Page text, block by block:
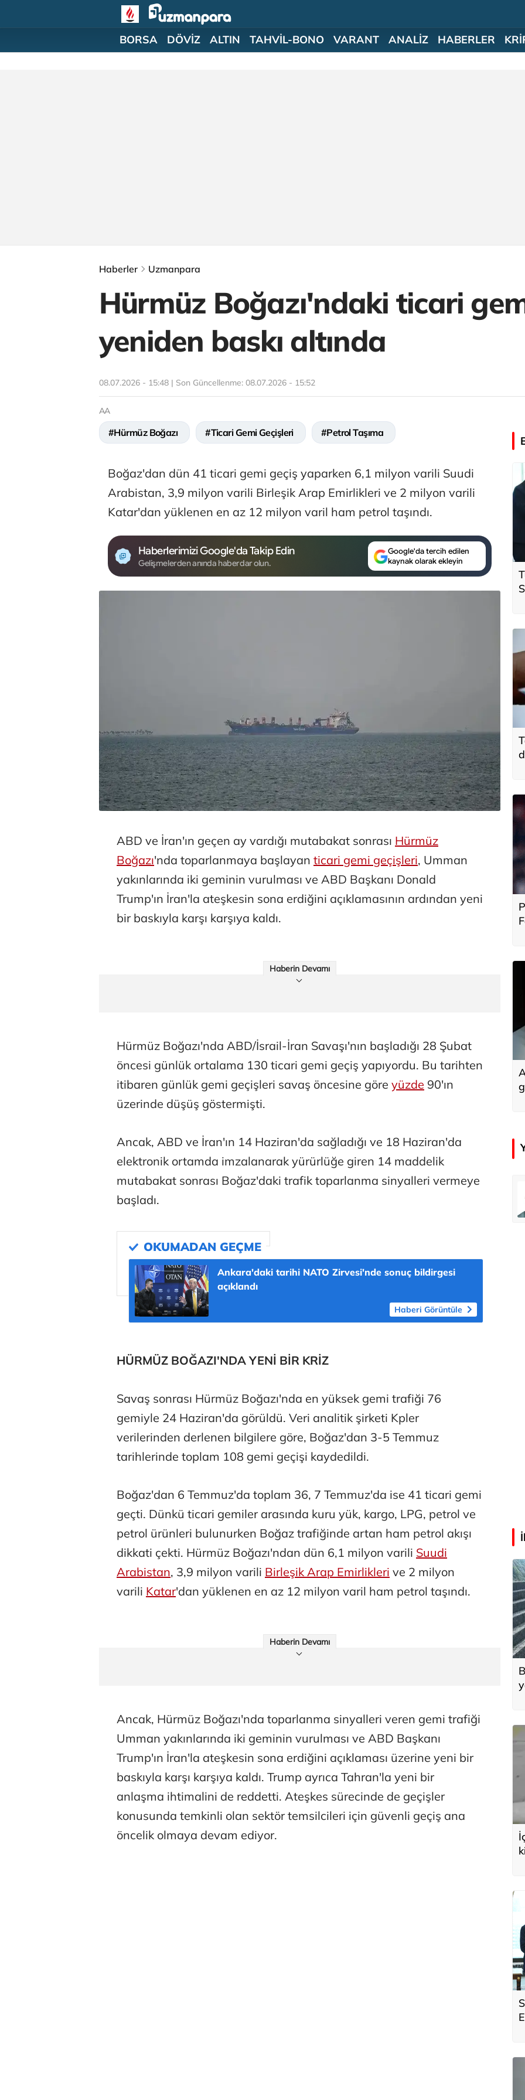
BORSA DÖVİZ ALTIN TAHVİL-BONO VARANT ANALİZ HABERLER
Haberler Uzmanpara
Hürmüz Boğazı'ndaki ticari
yeniden baskı altında
08.07.2026 - 15:48 | Son Güncellenme: 08.07.2026 - 15:52
AA
#Hürmüz Boğazı #Ticari Gemi Geçişleri #Petrol Taşıma
Boğaz'dan dün 41 ticari gemi geçiş yaparken 6,1 milyon varili Suudi
Arabistan, 3,9 milyon varili Birleşik Arap Emirlikleri ve 2 milyon varili
Katar'dan yüklenen en az 12 milyon varil ham petrol taşındı.
Haberlerimizi Google'da Takip Edin
Gelişmelerden anında haberdar olun.
Google'da tercih edilen
kaynak olarak ekleyin
ABD ve İran'ın geçen ay vardığı mutabakat sonrası Hürmüz
Boğazı'nda toparlanmaya başlayan ticari gemi geçişleri, Umman
yakınlarında iki geminin vurulması ve ABD Başkanı Donald
Trump'ın İran'la ateşkesin sona erdiğini açıklamasının ardından yeni
bir baskıyla karşı karşıya kaldı.
Haberin Devamı
Hürmüz Boğazı'nda ABD/İsrail-İran Savaşı'nın başladığı 28 Şubat
öncesi günlük ortalama 130 ticari gemi geçiş yapıyordu. Bu tarihten
itibaren günlük gemi geçişleri savaş öncesine göre yüzde 90'ın
üzerinde düşüş göstermişti.
Ancak, ABD ve İran'ın 14 Haziran'da sağladığı ve 18 Haziran'da
elektronik ortamda imzalanarak yürürlüğe giren 14 maddelik
mutabakat sonrası Boğaz'daki trafik toparlanma sinyalleri vermeye
başladı.
Ankara'daki tarihi NATO Zirvesi'nde sonuç bildirgesi
açıklandı
Haberi Görüntüle
HÜRMÜZ BOĞAZI'NDA YENİ BİR KRİZ
Savaş sonrası Hürmüz Boğazı'nda en yüksek gemi trafiği 76
gemiyle 24 Haziran'da görüldü. Veri analitik şirketi Kpler
verilerinden derlenen bilgilere göre, Boğaz'dan 3-5 Temmuz
tarihlerinde toplam 108 gemi geçişi kaydedildi.
Boğaz'dan 6 Temmuz'da toplam 36, 7 Temmuz'da ise 41 ticari gemi
geçti. Dünkü ticari gemiler arasında kuru yük, kargo, LPG, petrol ve
petrol ürünleri bulunurken Boğaz trafiğinde artan ham petrol akışı
dikkati çekti. Hürmüz Boğazı'ndan dün 6,1 milyon varili Suudi
Arabistan, 3,9 milyon varili Birleşik Arap Emirlikleri ve 2 milyon
varili Katar'dan yüklenen en az 12 milyon varil ham petrol taşındı.
Haberin Devamı
Ancak, Hürmüz Boğazı'nda toparlanma sinyalleri veren gemi trafiği
Umman yakınlarında iki geminin vurulması ve ABD Başkanı
Trump'ın İran'la ateşkesin sona erdiğini açıklaması üzerine yeni bir
baskıyla karşı karşıya kaldı. Trump ayrıca Tahran'la yeni bir
anlaşma ihtimalini de reddetti. Ateşkes sürecinde de geçişler
konusunda temkinli olan sektör temsilcileri için güvenli geçiş ana
öncelik olmaya devam ediyor.
Atilay Kandemir Özay Şendir
Zafer Şahin
Faili meçhul cinayetler ülkesine veda
Mehmet Tez